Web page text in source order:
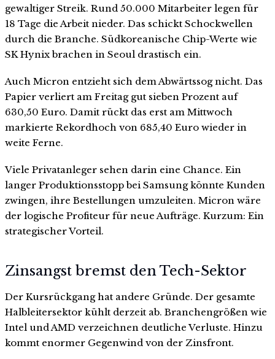
gewaltiger Streik. Rund 50.000 Mitarbeiter legen für
18 Tage die Arbeit nieder. Das schickt Schockwellen
durch die Branche. Südkoreanische Chip-Werte wie
SK Hynix brachen in Seoul drastisch ein.
Auch Micron entzieht sich dem Abwärtssog nicht. Das
Papier verliert am Freitag gut sieben Prozent auf
630,50 Euro. Damit rückt das erst am Mittwoch
markierte Rekordhoch von 685,40 Euro wieder in
weite Ferne.
Viele Privatanleger sehen darin eine Chance. Ein
langer Produktionsstopp bei Samsung könnte Kunden
zwingen, ihre Bestellungen umzuleiten. Micron wäre
der logische Profiteur für neue Aufträge. Kurzum: Ein
strategischer Vorteil.
Zinsangst bremst den Tech-Sektor
Der Kursrückgang hat andere Gründe. Der gesamte
Halbleitersektor kühlt derzeit ab. Branchengrößen wie
Intel und AMD verzeichnen deutliche Verluste. Hinzu
kommt enormer Gegenwind von der Zinsfront.